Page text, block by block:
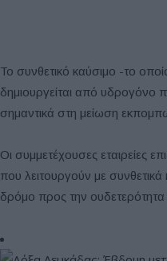
Το συνθετικό καύσιμο -το
δημιουργείται από υδρογόνο
σημαντικά στη μείωση
Οι συμμετέχουσες εταιρείες
που λειτουργούν με
δρόμο προς την